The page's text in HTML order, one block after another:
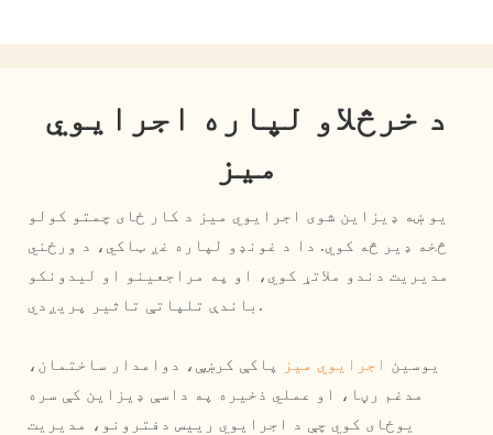
د خرڅلاو لپاره اجرایوي
میز
یو ښه ډیزاین شوی اجرایوي میز د کار ځای چمتو کولو
څخه ډیر څه کوي. دا د غونډو لپاره غږ ټاکي، د ورځني
مدیریت دندو ملاتړ کوي، او په مراجعینو او لیدونکو
باندې تلپاتې تاثیر پریږدي.
یوسین اجرایوي میز
پاکې کرښې، دوامدار ساختمان،
مدغم رڼا، او عملي ذخیره په داسې ډیزاین کې سره
یوځای کوي چې د اجرایوي رییس دفترونو، مدیریت